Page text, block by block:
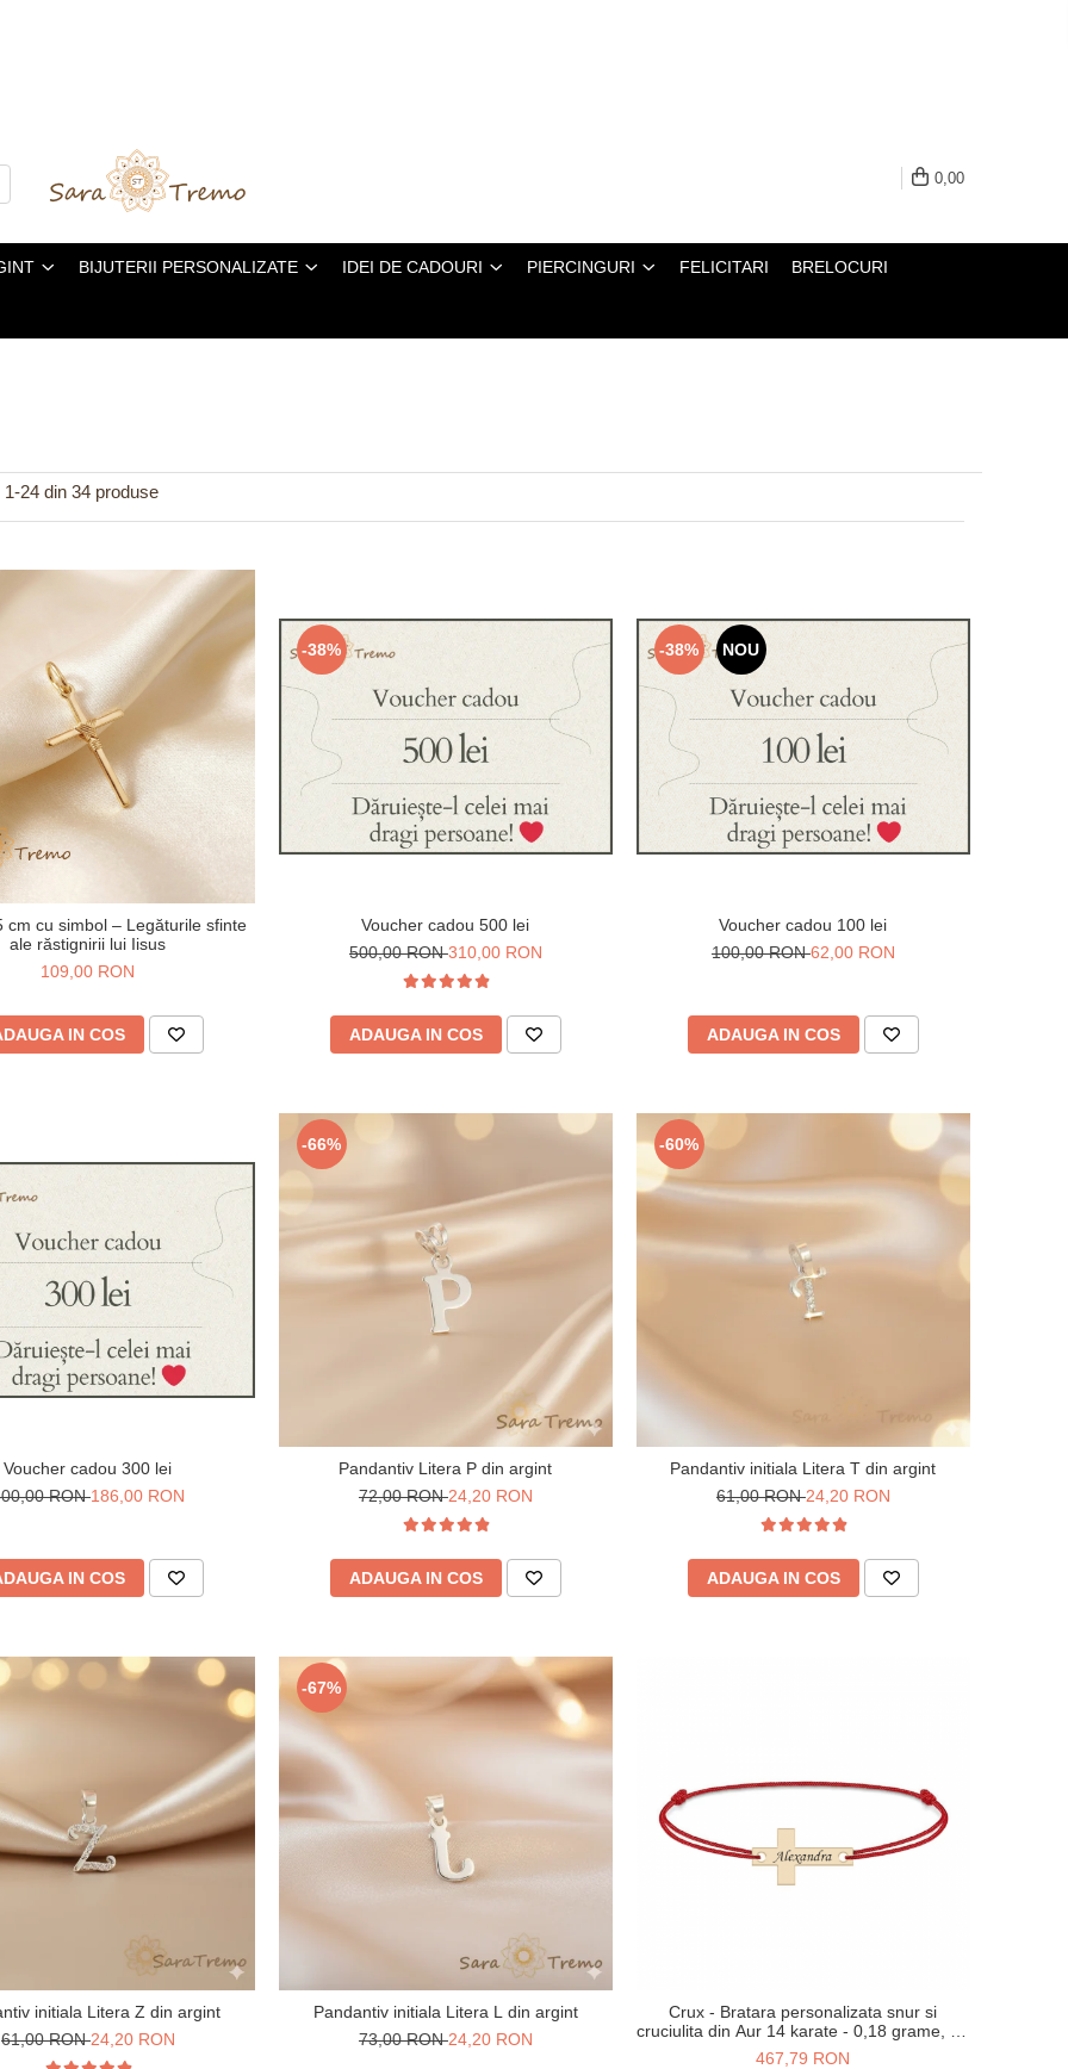
0,00
BIJUTERII PERSONALIZATE IDEI DE CADOURI PIERCINGURI FELICITARI BRELOCURI
1-24 din 34 produse
cm cu simbol – Legăturile sfinte
ale răstignirii lui Iisus
109,00 RON
IN COS
-38%
Voucher cadou 500 lei
500,00 RON310,00 RON
ADAUGA IN COS
-38% NOU
Voucher cadou 100 lei
100,00 RON62,00 RON
ADAUGA IN COS
Voucher cadou 300 lei
RON186,00 RON
IN COS
-66%
Pandantiv Litera P din argint
72,00 RON24,20 RON
ADAUGA IN COS
-60%
Pandantiv initiala Litera T din argint
61,00 RON24,20 RON
ADAUGA IN COS
initiala Litera Z din argint
61,00 RON24,20 RON
-67%
Pandantiv initiala Litera L din argint
73,00 RON24,20 RON
Crux - Bratara personalizata snur si
cruciulita din Aur 14 karate - 0,18 grame, 14
x 8 mm
467,79 RON